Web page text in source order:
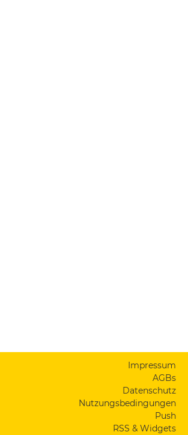
Impressum
AGBs
Datenschutz
Nutzungsbedingungen
Push
RSS & Widgets